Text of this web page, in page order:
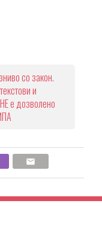
со закон.
и
е дозволено